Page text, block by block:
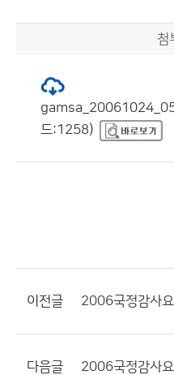
첨
드:1258)
이전글 2006국정감사
다음글 2006국정감사